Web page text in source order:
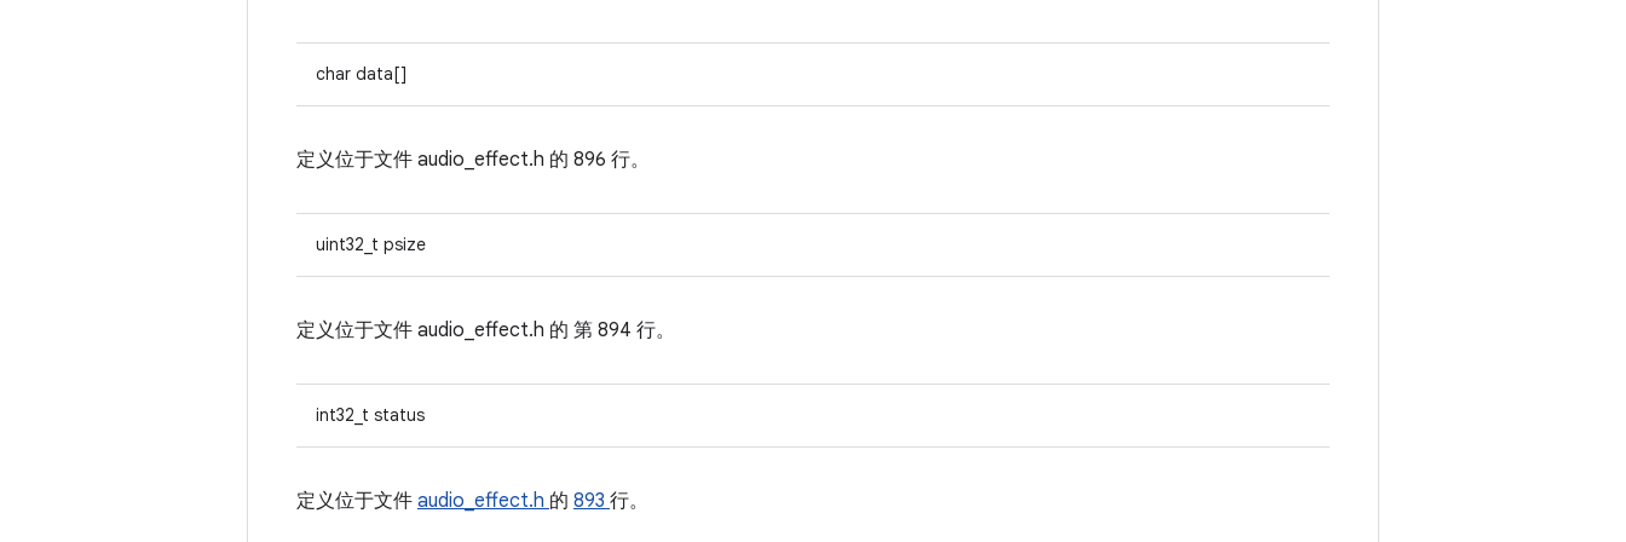
char data[]
定义位于文件 audio_effect.h 的 896 行。
uint32_t psize
定义位于文件 audio_effect.h 的 第 894 行。
int32_t status
定义位于文件 audio_effect.h 的 893 行。